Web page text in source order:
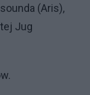
(Aris),
Jug